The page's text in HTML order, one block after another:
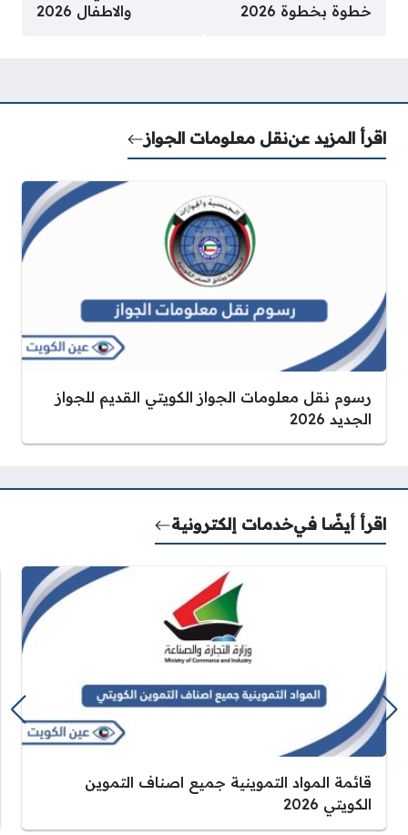
خطوة بخطوة 2026
والاطفال 2026
اقرأ المزيد عننقل معلومات الجواز
رسوم نقل معلومات الجواز الكويتي القديم للجواز
الجديد 2026
اقرأ أيضًا فيخدمات إلكترونية
قائمة المواد التموينية جميع اصناف التموين
الكويتي 2026